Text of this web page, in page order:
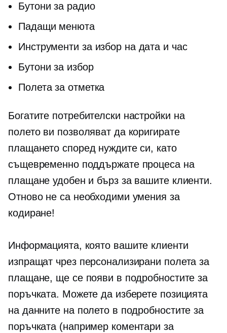
Бутони за радио
Падащи менюта
Инструменти за избор на дата и час
Бутони за избор
Полета за отметка
Богатите потребителски настройки на
полето ви позволяват да коригирате
плащането според нуждите си, като
същевременно поддържате процеса на
плащане удобен и бърз за вашите клиенти.
Отново не са необходими умения за
кодиране!
Информацията, която вашите клиенти
изпращат чрез персонализирани полета за
плащане, ще се появи в подробностите за
поръчката. Можете да изберете позицията
на данните на полето в подробностите за
поръчката (например коментари за